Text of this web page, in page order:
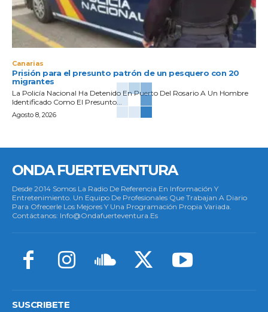
Canarias
Prisión para el presunto patrón de un pesquero con 20
migrantes
La Policía Nacional Ha Detenido En Puerto Del Rosario A Un Hombre
Identificado Como El Presunto...
Agosto 8, 2026
ONDA FUERTEVENTURA
Desde 2014 Somos La Radio De Referencia En Información Y
Entretenimiento. Un Equipo De Profesionales Que Trabajan A Diario
Para Ofrecerle Los Mejores Y Una Programación Propia Variada.
Contáctanos: Info@ondafuerteventura.es
SUSCRIBETE